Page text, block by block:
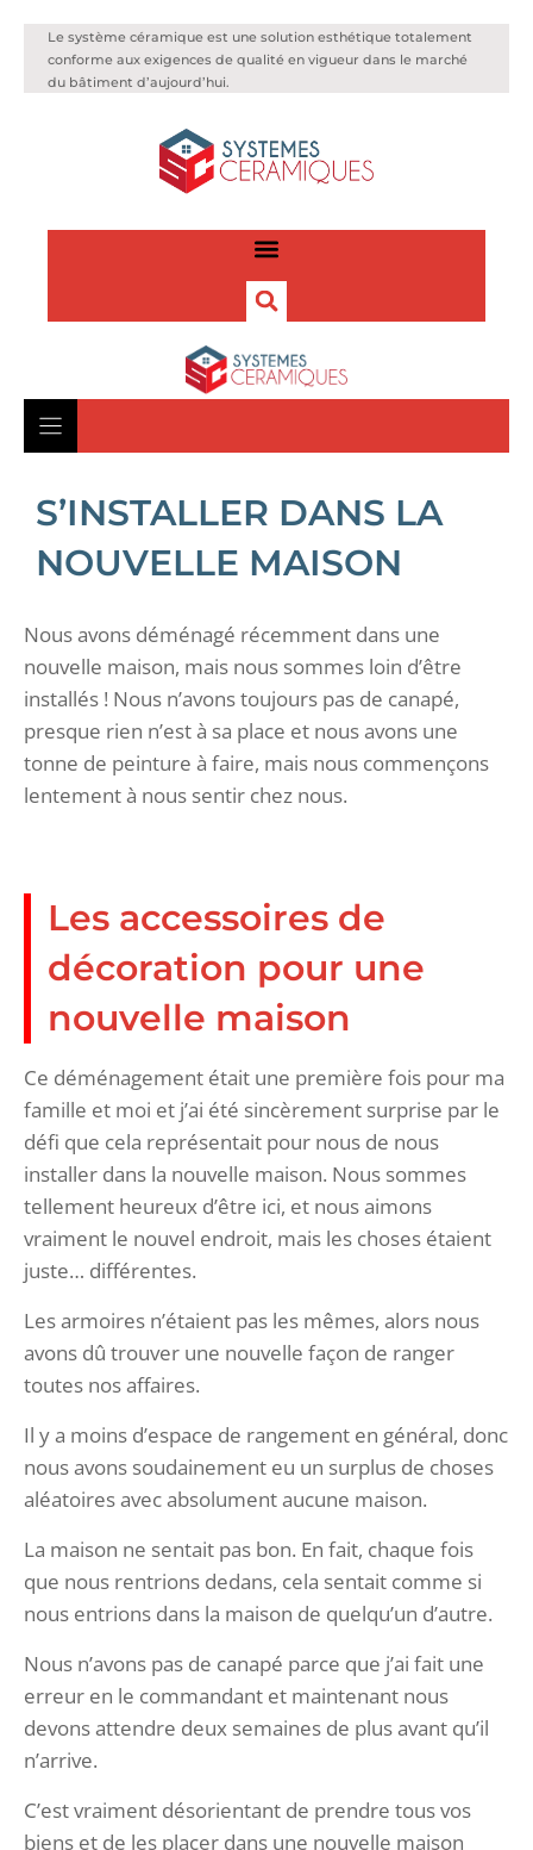
Le système céramique est une solution esthétique totalement
conforme aux exigences de qualité en vigueur dans le marché
du bâtiment d’aujourd’hui.
S’INSTALLER DANS LA
NOUVELLE MAISON
Nous avons déménagé récemment dans une
nouvelle maison, mais nous sommes loin d’être
installés ! Nous n’avons toujours pas de canapé,
presque rien n’est à sa place et nous avons une
tonne de peinture à faire, mais nous commençons
lentement à nous sentir chez nous.
Les accessoires de
décoration pour une
nouvelle maison
Ce déménagement était une première fois pour ma
famille et moi et j’ai été sincèrement surprise par le
défi que cela représentait pour nous de nous
installer dans la nouvelle maison. Nous sommes
tellement heureux d’être ici, et nous aimons
vraiment le nouvel endroit, mais les choses étaient
juste… différentes.
Les armoires n’étaient pas les mêmes, alors nous
avons dû trouver une nouvelle façon de ranger
toutes nos affaires.
Il y a moins d’espace de rangement en général, donc
nous avons soudainement eu un surplus de choses
aléatoires avec absolument aucune maison.
La maison ne sentait pas bon. En fait, chaque fois
que nous rentrions dedans, cela sentait comme si
nous entrions dans la maison de quelqu’un d’autre.
Nous n’avons pas de canapé parce que j’ai fait une
erreur en le commandant et maintenant nous
devons attendre deux semaines de plus avant qu’il
n’arrive.
C’est vraiment désorientant de prendre tous vos
biens et de les placer dans une nouvelle maison